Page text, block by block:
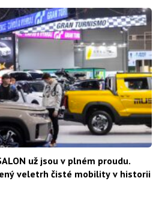
už jsou v plném proudu.
veletrh čisté mobility v historii